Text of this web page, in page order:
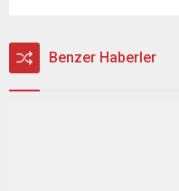
Benzer Haberler